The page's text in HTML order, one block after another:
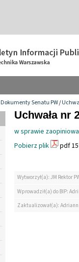
Dokumenty Senatu PW/
Uchwała nr
w sprawie
Pobierz plik
pdf
Wytworzył(a): JM Rektor
Wprowadził(a) do BIP:
Zaktualizował(a):